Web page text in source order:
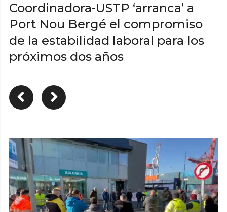
Coordinadora-USTP ‘arranca’ a
Port Nou Bergé el compromiso
de la estabilidad laboral para los
próximos dos años